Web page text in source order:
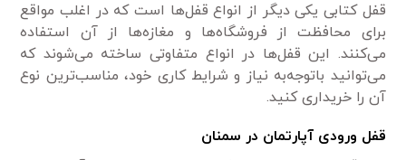
قفل‌ کتابی یکی دیگر از انواع قفل‌ها است که در اغلب مواقع
برای محافظت از فروشگاه‌ها و مغازه‌ها از آن استفاده
می‌کنند. این قفل‌ها در انواع متفاوتی ساخته می‌شوند که
می‌توانید باتوجه‌به نیاز و شرایط کاری خود، مناسب‌ترین نوع
آن را خریداری کنید.
قفل ورودی آپارتمان در سمنان